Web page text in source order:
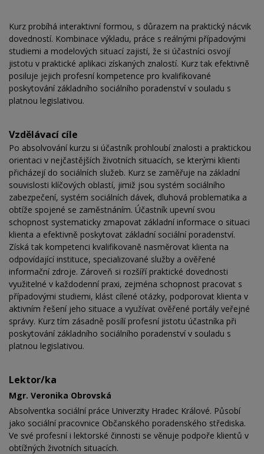
Kurz probíhá interaktivní formou, s důrazem na praktický nácvik
dovedností. Kombinace výkladu, práce s reálnými případovými
studiemi a modelových situací zajistí, že si účastníci osvojí
jistotu v praktické aplikaci získaných znalostí. Kurz tak efektivně
posiluje jejich profesní kompetence pro kvalifikované
poskytování základního sociálního poradenství v souladu s
platnou legislativou.
Vzdělávací cíle
Po absolvování kurzu si účastník prohloubí znalosti a praktickou
orientaci v nejčastějších životních situacích, se kterými klienti
přicházejí do sociálních služeb. Kurz se zaměřuje na základní
souvislosti klíčových oblastí, jimiž jsou systém sociálního
zabezpečení, systém sociálních dávek, dluhová problematika a
obtíže spojené se zaměstnáním. Účastník upevní svou
schopnost systematicky zmapovat základní informace o situaci
klienta a efektivně poskytovat základní sociální poradenství.
Získá tak kompetenci kvalifikovaně nasměrovat klienta na
odpovídající instituce, specializované služby a ověřené
informační zdroje. Zároveň si rozšíří praktické dovednosti
využitelné v každodenní praxi, zejména schopnost pracovat s
případovými studiemi, klást cílené otázky, podporovat klienta v
aktivním řešení jeho situace a využívat ověřené portály veřejné
správy. Kurz tím zásadně posílí profesní jistotu účastníka při
poskytování základního sociálního poradenství v souladu s
platnou legislativou.
Lektor/ka
Mgr. Veronika Obrovská
Absolventka sociální práce Univerzity Hradec Králové. Působí
jako sociální pracovnice Občanského poradenského střediska.
Ve své profesní i lektorské činnosti se věnuje podpoře klientů v
obtížných životních situacích.